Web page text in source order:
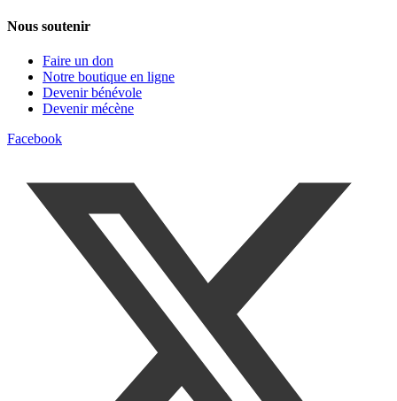
Nous soutenir
Faire un don
Notre boutique en ligne
Devenir bénévole
Devenir mécène
Facebook